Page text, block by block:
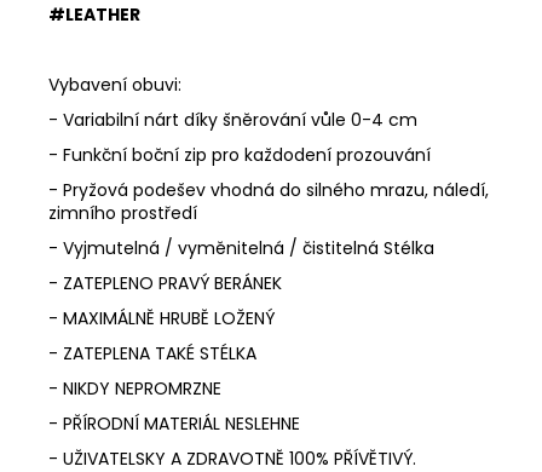
#LEATHER
Vybavení obuvi:
- Variabilní nárt díky šněrování vůle 0-4 cm
- Funkční boční zip pro každodení prozouvání
- Pryžová podešev vhodná do silného mrazu, náledí,
zimního prostředí
- Vyjmutelná / vyměnitelná / čistitelná Stélka
- ZATEPLENO PRAVÝ BERÁNEK
- MAXIMÁLNĚ HRUBĚ LOŽENÝ
- ZATEPLENA TAKÉ STÉLKA
- NIKDY NEPROMRZNE
- PŘÍRODNÍ MATERIÁL NESLEHNE
- UŽIVATELSKY A ZDRAVOTNĚ 100% PŘÍVĚTIVÝ.